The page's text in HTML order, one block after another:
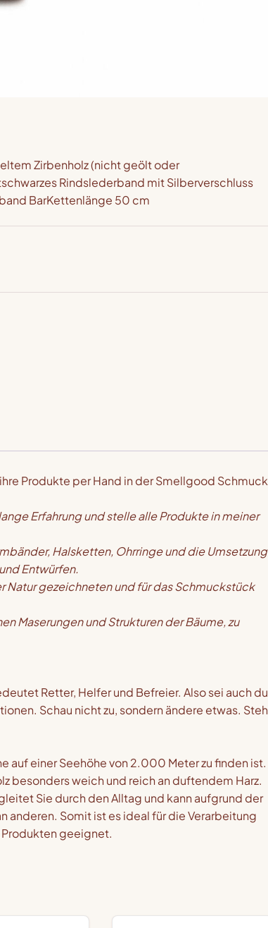
Zirbenholz (nicht geölt oder
Rindslederband mit Silberverschluss
BarKettenlänge 50 cm
Produkte per Hand in der Smellgood Schmuck
Erfahrung und stelle alle Produkte in meiner
Halsketten, Ohrringe und die Umsetzung
Entwürfen.
Natur gezeichneten und für das Schmuckstück
Maserungen und Strukturen der Bäume, zu
Retter, Helfer und Befreier. Also sei auch du
Schau nicht zu, sondern ändere etwas. Steh
auf einer Seehöhe von 2.000 Meter zu finden ist.
besonders weich und reich an duftendem Harz.
Sie durch den Alltag und kann aufgrund der
anderen. Somit ist es ideal für die Verarbeitung
Produkten geeignet.